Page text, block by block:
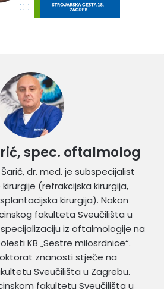
spec. oftalmolog
dr. med. je subspecijalist
(refrakcijska kirurgija,
kirurgija). Nakon
fakulteta Sveučilišta u
iz oftalmologije na
KB „Sestre milosrdnice“.
znanosti stječe na
Sveučilišta u Zagrebu.
fakultetu Sveučilišta u